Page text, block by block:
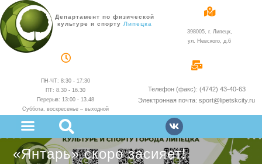
Департамент по физической
культуре и спорту
администрации
398005, г. Липецк,
ул. Невского, д.6
ПН-ЧТ: 8:30 - 17:30
ПТ: 8.30 - 16.30
Перерыв: 13:00 - 13.48
Суббота, воскресенье – выходной
Телефон (факс): (4742) 43-40-63
Электронная почта: sport@lipetskcity.ru
«Янтарь» скоро засияет!